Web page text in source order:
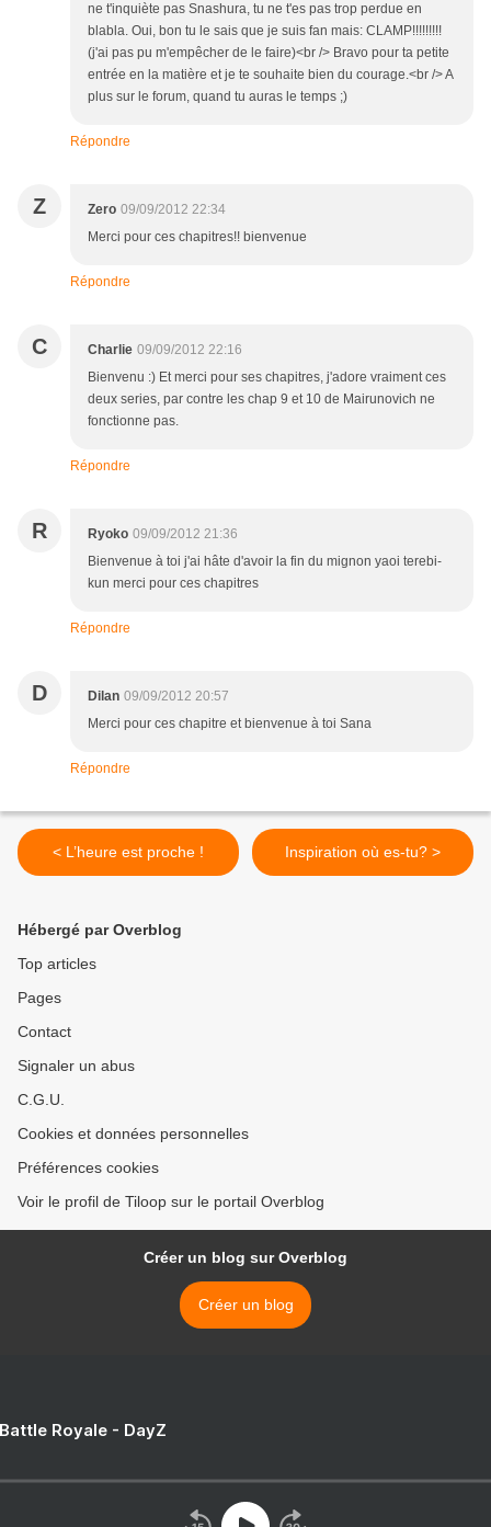
ne t'inquiète pas Snashura, tu ne t'es pas trop perdue en
blabla. Oui, bon tu le sais que je suis fan mais: CLAMP!!!!!!!!!
(j'ai pas pu m'empêcher de le faire)<br /> Bravo pour ta petite
entrée en la matière et je te souhaite bien du courage.<br /> A
plus sur le forum, quand tu auras le temps ;)
Répondre
Z Zero 09/09/2012 22:34
Merci pour ces chapitres!! bienvenue
Répondre
C Charlie 09/09/2012 22:16
Bienvenu :) Et merci pour ses chapitres, j'adore vraiment ces
deux series, par contre les chap 9 et 10 de Mairunovich ne
fonctionne pas.
Répondre
R Ryoko 09/09/2012 21:36
Bienvenue à toi j'ai hâte d'avoir la fin du mignon yaoi terebi-
kun merci pour ces chapitres
Répondre
D Dilan 09/09/2012 20:57
Merci pour ces chapitre et bienvenue à toi Sana
Répondre
< L’heure est proche ! Inspiration où es-tu? >
Hébergé par Overblog
Top articles
Pages
Contact
Signaler un abus
C.G.U.
Cookies et données personnelles
Préférences cookies
Voir le profil de Tiloop sur le portail Overblog
Créer un blog sur Overblog
Créer un blog
Royale - DayZ